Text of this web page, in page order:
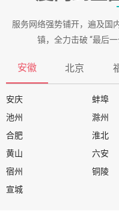
服务网络强势铺开，遍及国
镇，全力击破 “最后
安徽 北京
安庆 蚌埠
池州
滁州
合肥
淮北
黄山
六安
宿州
铜陵
宣城